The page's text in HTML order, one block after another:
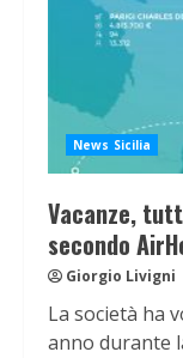
News Sicilia
Vacanze,
secondo
Giorgio Livigni
La società ha
anno durante